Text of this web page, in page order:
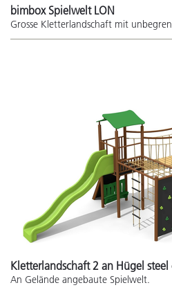
bimbox Spielwelt LON
Grosse Kletterlandschaft mit
Kletterlandschaft 2 an Hügel steel
An Gelände angebaute Spielwelt.